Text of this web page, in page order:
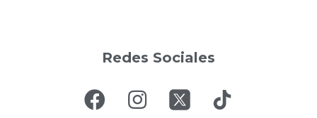
Redes Sociales